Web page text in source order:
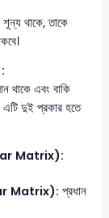
শূন্য থাকে, তাকে
থাকে এবং বাকি
এটি দুই প্রকার হতে
Matrix):
Matrix): প্রধান